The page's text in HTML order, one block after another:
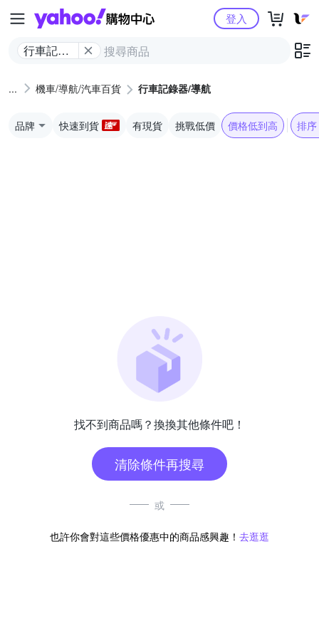
Yahoo購物中心
行車記錄
登入
機車/導航/汽車百貨 行車記錄器/導航
品牌 快速到貨 有現貨 挑戰低價 價格低到高 排序
找不到商品嗎？換換其他條件吧！
清除條件再搜尋
或
也許你會對這些價格優惠中的商品感興趣！ 去逛逛